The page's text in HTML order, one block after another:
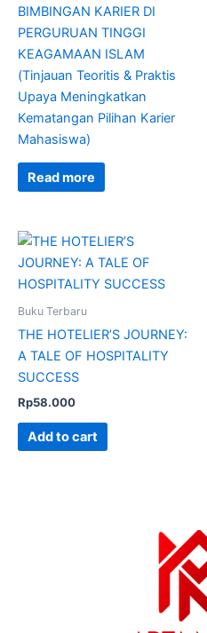
BIMBINGAN KARIER DI
PERGURUAN TINGGI
KEAGAMAAN ISLAM
(Tinjauan Teoritis & Praktis
Upaya Meningkatkan
Kematangan Pilihan Karier
Mahasiswa)
Read more
Buku Terbaru
THE HOTELIER’S JOURNEY:
A TALE OF HOSPITALITY
SUCCESS
Rp58.000
Add to cart